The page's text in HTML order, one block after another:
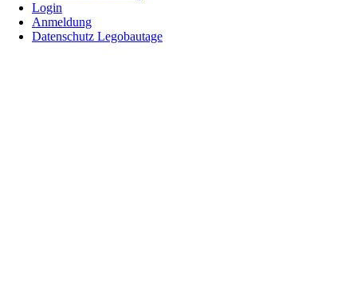
Login
Anmeldung
Datenschutz Legobautage